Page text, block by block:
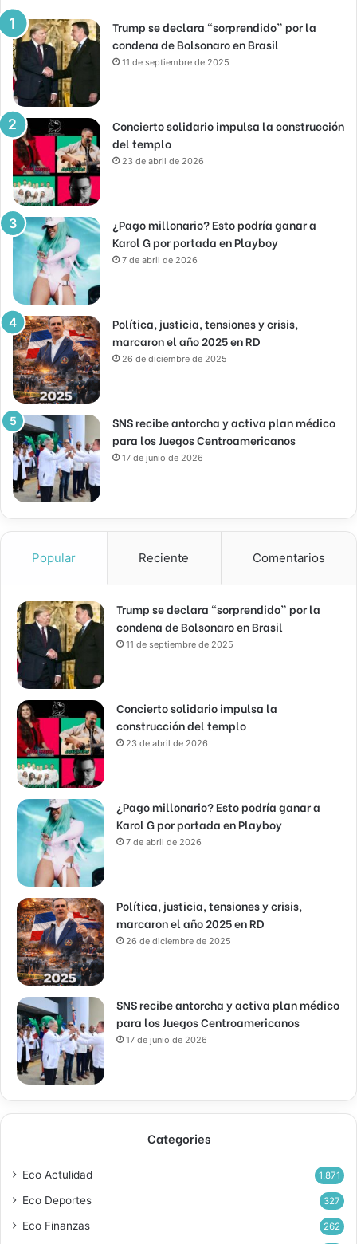
Trump se declara “sorprendido” por la
condena de Bolsonaro en Brasil
11 de septiembre de 2025
Concierto solidario impulsa la construcción
del templo
23 de abril de 2026
¿Pago millonario? Esto podría ganar a
Karol G por portada en Playboy
7 de abril de 2026
Política, justicia, tensiones y crisis,
marcaron el año 2025 en RD
26 de diciembre de 2025
SNS recibe antorcha y activa plan médico
para los Juegos Centroamericanos
17 de junio de 2026
Popular Reciente Comentarios
Trump se declara “sorprendido” por la
condena de Bolsonaro en Brasil
11 de septiembre de 2025
Concierto solidario impulsa la
construcción del templo
23 de abril de 2026
¿Pago millonario? Esto podría ganar a
Karol G por portada en Playboy
7 de abril de 2026
Política, justicia, tensiones y crisis,
marcaron el año 2025 en RD
26 de diciembre de 2025
SNS recibe antorcha y activa plan médico
para los Juegos Centroamericanos
17 de junio de 2026
Categories
Eco Actulidad 1.871
Eco Deportes 327
Eco Finanzas 262